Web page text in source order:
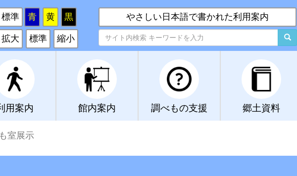
標準 青 黄
黒
拡大 標準 縮小
やさしい日本語で書かれた利用案内
用案内 館内案内 調べもの支援 郷土資料
室展示